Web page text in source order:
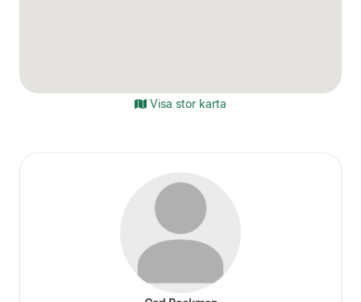
Visa stor karta